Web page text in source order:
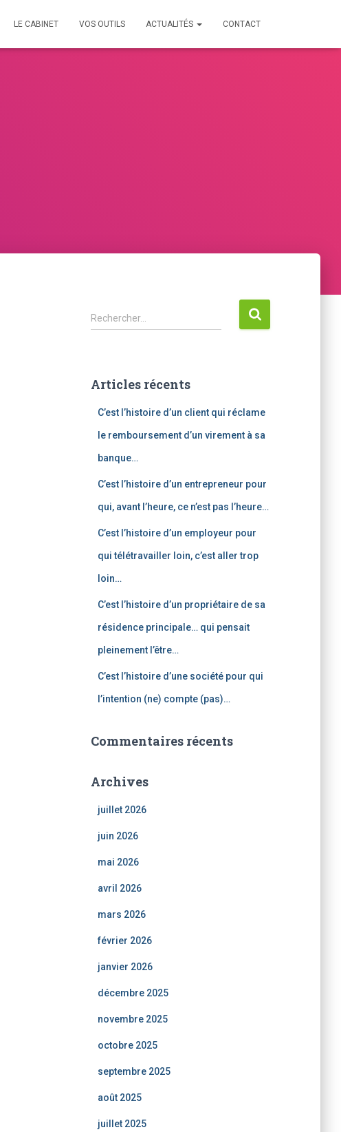
LE CABINET VOS OUTILS ACTUALITÉS CONTACT
R
e
r
Rechercher…
Articles récents
C’est l’histoire d’un client qui réclame
le remboursement d’un virement à sa
banque…
C’est l’histoire d’un entrepreneur pour
qui, avant l’heure, ce n’est pas l’heure…
C’est l’histoire d’un employeur pour
qui télétravailler loin, c’est aller trop
loin…
C’est l’histoire d’un propriétaire de sa
résidence principale… qui pensait
pleinement l’être…
C’est l’histoire d’une société pour qui
l’intention (ne) compte (pas)…
Commentaires récents
Archives
juillet 2026
juin 2026
mai 2026
avril 2026
mars 2026
février 2026
janvier 2026
décembre 2025
novembre 2025
octobre 2025
septembre 2025
août 2025
juillet 2025